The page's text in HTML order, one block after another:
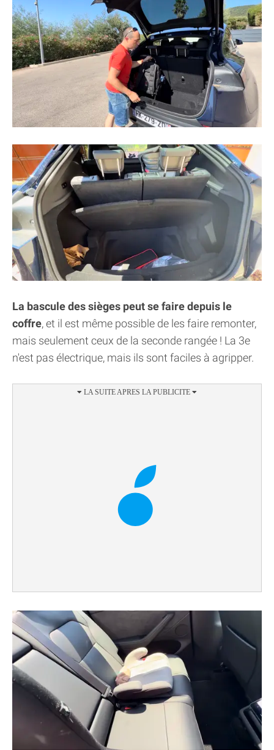
La bascule des sièges peut se faire depuis le
coffre, et il est même possible de les faire remonter,
mais seulement ceux de la seconde rangée ! La 3e
n'est pas électrique, mais ils sont faciles à agripper.